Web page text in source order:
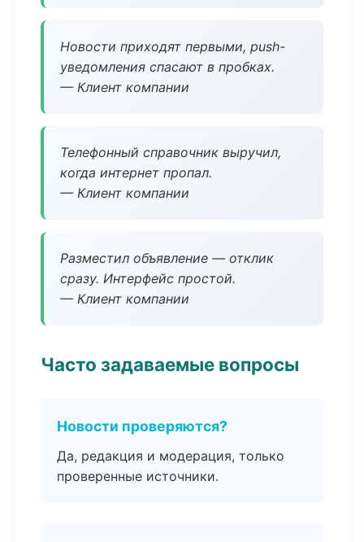
Новости приходят первыми, push-
уведомления спасают в пробках.
— Клиент компании
Телефонный справочник выручил,
когда интернет пропал.
— Клиент компании
Разместил объявление — отклик
сразу. Интерфейс простой.
— Клиент компании
Часто задаваемые вопросы
Новости проверяются?
Да, редакция и модерация, только
проверенные источники.